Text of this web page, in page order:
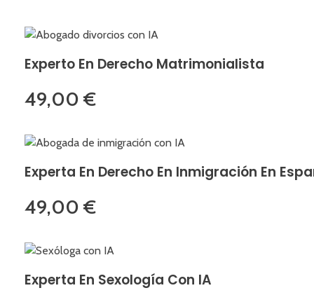
Experto En Derecho Matrimonialista
49,00 €
Experta En Derecho En Inmigración En
49,00 €
Experta En Sexología Con IA